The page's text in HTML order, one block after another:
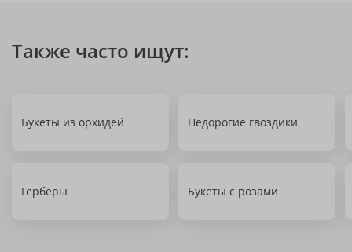
Также часто ищут:
Букеты из орхидей Недорогие гвоздики
Герберы Букеты с розами